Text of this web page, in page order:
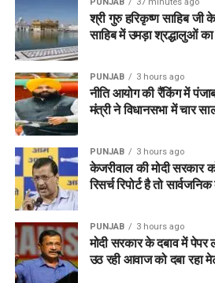
भगवंत सिंह मान ने कहा कि पंजाब, नीदरलैंड
अपनाने के लिए उत्सुक है, जिसमें ऑटोमेशन,
फसल प्रबंधन के प्रयोग के साथ-साथ
शामिल हैं।
मुख्यमंत्री ने कहा कि जैसे कि हम जानते हैं
के कुशल उपयोग के साथ उच्च मूल्य वाली
उन्होंने पंजाब कृषि विश्वविद्यालय (पीएयू) और
रिसर्च जैसी प्रमुख डच संस्थाओं के बीच लागू
आदान-प्रदान के लिए संभावित साझेदारी का
एनसीडब्ल्यू (कन्फेडरेशन ऑफ नीदरलैंड
से मुलाकात के दौरान उन्होंने डच कंपनियों और
साझेदारी विकसित करने की आवश्यकता पर
श्री गुरु हरिकृष्ण साहिब जी
साहिब में उमड़ा श्रद्धालुओं
PUNJAB 3 hours ago
नीति आयोग की रैंकिंग में
मंत्री ने विधानसभा में चार
PUNJAB 3 hours ago
केजरीवाल की मोदी सरकार
रिसर्च रिपोर्ट है तो
PUNJAB 3 hours ago
मोदी सरकार के दबाव में
उठ रही आवाज को दबा रहा